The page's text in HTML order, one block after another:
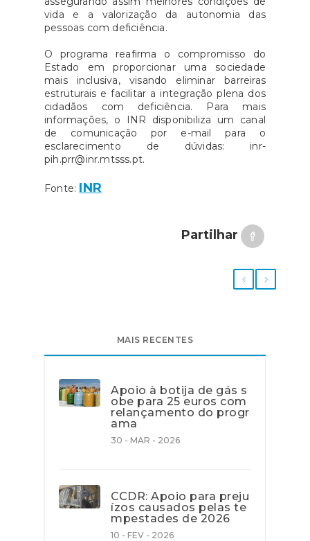
vida e a valorização da autonomia das
pessoas com deficiência.
O programa reafirma o compromisso do
Estado em proporcionar uma sociedade
mais inclusiva, visando eliminar barreiras
estruturais e facilitar a integração plena dos
cidadãos com deficiência. Para mais
informações, o INR disponibiliza um canal
de comunicação por e-mail para o
esclarecimento de dúvidas: inr-
pih.prr@inr.mtsss.pt.
Fonte: INR
Partilhar
MAIS RECENTES
Apoio à botija de gás s
obe para 25 euros com
relançamento do progr
ama
30 - MAR - 2026
CCDR: Apoio para preju
ízos causados pelas te
mpestades de 2026
10 - FEV - 2026